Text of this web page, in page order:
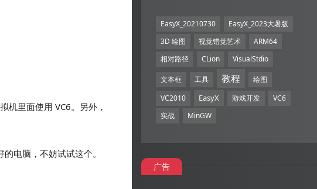
机里面使用 VC6。另外，
电脑，不妨试试这个。
EasyX_20210730
EasyX_2023大暑版
3D 绘图
视觉错觉艺术
ARM64
相对路径
CLion VisualStdio
文本框 工具 教程
绘图
VC2010
EasyX 游戏开发
VC6
实战
MinGW
广告